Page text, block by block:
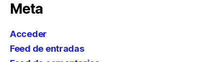
Meta
Acceder
Feed de entradas